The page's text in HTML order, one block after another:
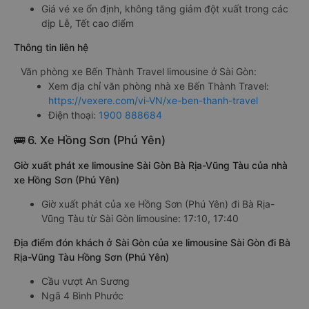
Giá vé xe ổn định, không tăng giảm đột xuất trong các
dịp Lễ, Tết cao điểm
Thông tin liên hệ
Văn phòng xe Bến Thành Travel limousine ở Sài Gòn:
Xem địa chỉ văn phòng nhà xe Bến Thành Travel:
https://vexere.com/vi-VN/xe-ben-thanh-travel
Điện thoại: 1900 888684
🚌 6. Xe Hồng Sơn (Phú Yên)
Giờ xuất phát xe limousine Sài Gòn Bà Rịa-Vũng Tàu của nhà
xe Hồng Sơn (Phú Yên)
Giờ xuất phát của xe Hồng Sơn (Phú Yên) đi Bà Rịa-
Vũng Tàu từ Sài Gòn limousine: 17:10, 17:40
Địa điểm đón khách ở Sài Gòn của xe limousine Sài Gòn đi Bà
Rịa-Vũng Tàu Hồng Sơn (Phú Yên)
Cầu vượt An Sương
Ngã 4 Bình Phước